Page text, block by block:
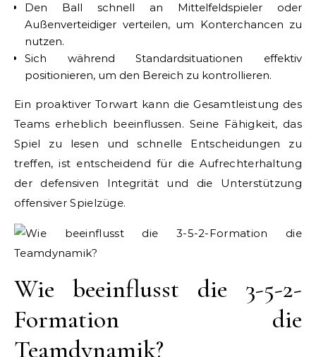
Den Ball schnell an Mittelfeldspieler oder
Außenverteidiger verteilen, um Konterchancen zu
nutzen.
Sich während Standardsituationen effektiv
positionieren, um den Bereich zu kontrollieren.
Ein proaktiver Torwart kann die Gesamtleistung des
Teams erheblich beeinflussen. Seine Fähigkeit, das
Spiel zu lesen und schnelle Entscheidungen zu
treffen, ist entscheidend für die Aufrechterhaltung
der defensiven Integrität und die Unterstützung
offensiver Spielzüge.
Wie beeinflusst die 3-5-2-
Formation die
Teamdynamik?